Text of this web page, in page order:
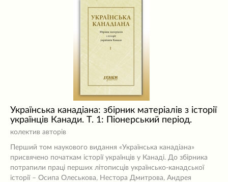
Українська канадіана: збірник матеріалів з історії
українців Канади. Т. 1: Піонерський період.
колектив авторів
Перший том наукового видання «Українська канадіана»
присвячено початкам історії українців у Канаді. До збірника
потрапили праці перших літописців українсько-канадської
історії – Осипа Олеськова, Нестора Дмитрова, Андрея